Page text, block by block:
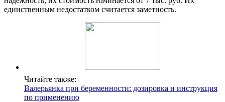
единственным недостатком считается заметность.
Читайте также:
Валерьянка при беременности: дозировка и инструкция
по применению